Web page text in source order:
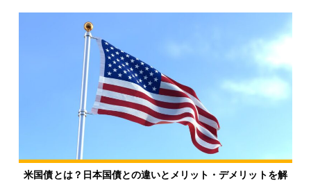
米国債とは？日本国債との違いとメリット・デメリットを解